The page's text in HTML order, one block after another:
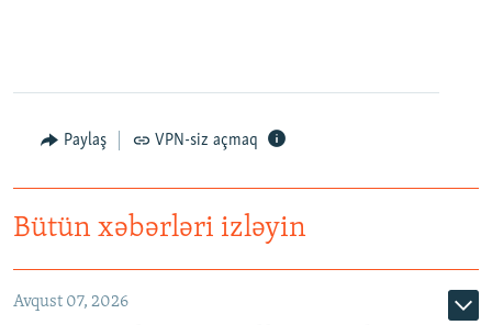
Paylaş VPN-siz açmaq
Bütün xəbərləri izləyin
Avqust 07, 2026